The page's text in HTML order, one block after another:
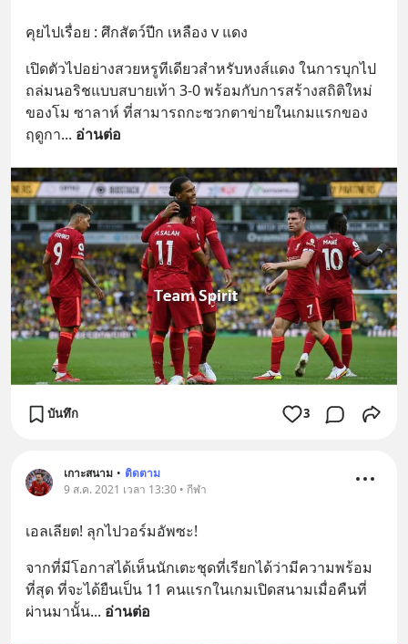
คุยไปเรื่อย : ศึกสัตว์ปีก เหลือง v แดง
เปิดตัวไปอย่างสวยหรูทีเดียวสำหรับหงส์แดง ในการบุกไป
ถล่มนอริชแบบสบายเท้า 3-0 พร้อมกับการสร้างสถิติใหม่
ของโม ซาลาห์ ที่สามารถกะซวกตาข่ายในเกมแรกของ
ฤดูกา... อ่านต่อ
บันทึก 3
เกาะสนาม • ติดตาม
9 ส.ค. 2021 เวลา 13:30 • กีฬา
เอลเลียต! ลุกไปวอร์มอัพซะ!
จากที่มีโอกาสได้เห็นนักเตะชุดที่เรียกได้ว่ามีความพร้อม
ที่สุด ที่จะได้ยืนเป็น 11 คนแรกในเกมเปิดสนามเมื่อคืนที่
ผ่านมานั้น... อ่านต่อ